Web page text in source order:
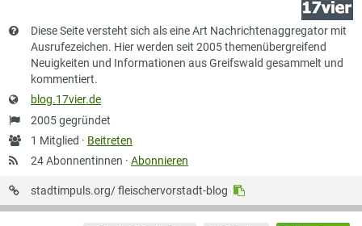
Kurzbeschreibung
Diese Seite versteht sich als eine Art Nachrichtenaggregator mit
Ausrufezeichen. Hier werden seit 2005 themenübergreifend
Neuigkeiten und Informationen aus Greifswald gesammelt und
kommentiert.
Website
blog.17vier.de
Gründung
2005 gegründet
Anzahl
Mitglieder
1 Mitglied · Beitreten
24 Abonnentinnen ·Abonnieren
URL
auf
stadtimpuls.org/ fleischervorstadt-blog